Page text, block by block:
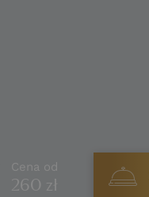
260 zł
Cena od